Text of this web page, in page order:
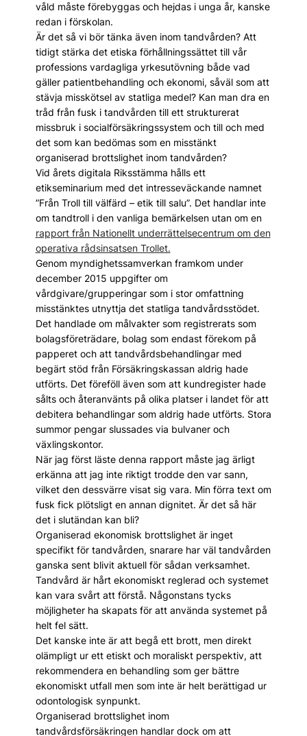
våld måste förebyggas och hejdas i unga år, kanske
redan i förskolan.
Är det så vi bör tänka även inom tandvården? Att
tidigt stärka det etiska förhållningssättet till vår
professions vardagliga yrkesutövning både vad
gäller patientbehandling och ekonomi, såväl som att
stävja misskötsel av statliga medel? Kan man dra en
tråd från fusk i tandvården till ett strukturerat
missbruk i socialförsäkringssystem och till och med
det som kan bedömas som en misstänkt
organiserad brottslighet inom tandvården?
Vid årets digitala Riksstämma hålls ett
etikseminarium med det intresseväckande namnet
”Från Troll till välfärd – etik till salu”. Det handlar inte
om tandtroll i den vanliga bemärkelsen utan om en
rapport från Nationellt under­rättelse­centrum om den
opera­tiva rådsinsatsen Trollet.
Genom myndighetssamverkan framkom under
december 2015 uppgifter om
vårdgivare/grupperingar som i stor omfattning
misstänktes utnyttja det statliga tand­vårds­stödet.
Det handlade om målvakter som registrerats som
bolags­före­trädare, bolag som endast förekom på
papperet och att tandvårdsbehandlingar med
begärt stöd från Försäkringskassan aldrig hade
utförts. Det föreföll även som att kundregister hade
sålts och återanvänts på olika platser i landet för att
debitera behandlingar som aldrig hade utförts. ­Stora
summor pengar slussades via bulvaner och
växlingskontor.
När jag först läste denna rapport måste jag ärligt
erkänna att jag inte riktigt trodde den var sann,
vilket den dessvärre visat sig vara. Min förra text om
fusk fick plötsligt en annan dignitet. Är det så här
det i slut­ändan kan bli?
Organiserad ekonomisk brottslighet är inget
specifikt för tandvården, snarare har väl tandvården
ganska sent blivit aktuell för sådan verksamhet.
Tandvård är hårt ekonomiskt reglerad och systemet
kan vara svårt att förstå. Någonstans tycks
möjligheter ha skapats för att använda systemet på
helt fel sätt.
Det kanske inte är att begå ett brott, men ­direkt
olämpligt ur ett etiskt och moraliskt perspektiv, att
rekommendera en behandling som ger bättre
ekonomiskt utfall men som inte är helt berättigad ur
odontologisk synpunkt.
Organiserad brottslighet inom
tandvårdsförsäkringen handlar dock om att